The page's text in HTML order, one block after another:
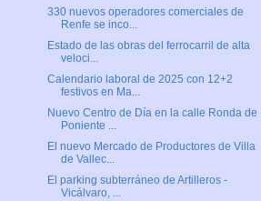
330 nuevos operadores comerciales de
Renfe se inco...
Estado de las obras del ferrocarril de alta
veloci...
Calendario laboral de 2025 con 12+2
festivos en Ma...
Nuevo Centro de Día en la calle Ronda de
Poniente ...
El nuevo Mercado de Productores de Villa
de Vallec...
El parking subterráneo de Artilleros -
Vicálvaro, ...